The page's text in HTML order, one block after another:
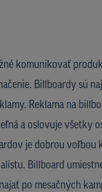
komunikovať
Billboardy sú
Reklama na
a oslovuje všetky
je dobrou voľbou
Billboard
po mesačných